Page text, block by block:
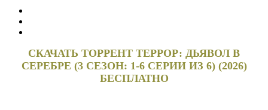
СКАЧАТЬ ТОРРЕНТ ТЕРРОР: ДЬЯВОЛ В
СЕРЕБРЕ (3 СЕЗОН: 1-6 СЕРИИ ИЗ 6) (2026)
БЕСПЛАТНО